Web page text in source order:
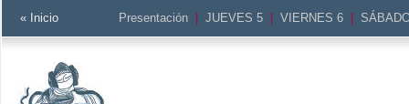
« Inicio Presentación JUEVES 5 VIERNES 6